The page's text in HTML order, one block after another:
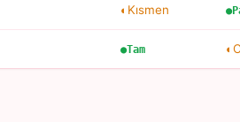
Kısmen
Tam